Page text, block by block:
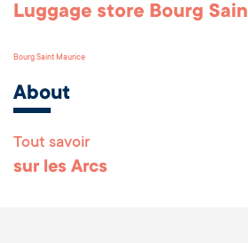
Luggage store Bourg
Bourg Saint Maurice
About
Tout savoir
sur les Arcs